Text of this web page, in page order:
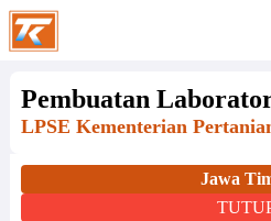
Pembuatan
LPSE Kementerian
Jawa